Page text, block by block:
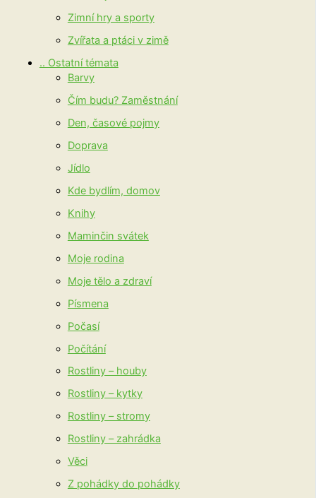
Zimní hry a sporty
Zvířata a ptáci v zimě
.. Ostatní témata
Barvy
Čím budu? Zaměstnání
Den, časové pojmy
Doprava
Jídlo
Kde bydlím, domov
Knihy
Maminčin svátek
Moje rodina
Moje tělo a zdraví
Písmena
Počasí
Počítání
Rostliny – houby
Rostliny – kytky
Rostliny – stromy
Rostliny – zahrádka
Věci
Z pohádky do pohádky